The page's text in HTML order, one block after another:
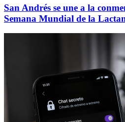
San Andrés se une a la
Semana Mundial de la